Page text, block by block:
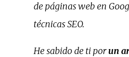
de páginas web en
técnicas SEO.
He sabido de ti porun